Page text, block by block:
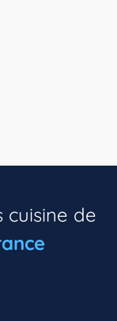
cuisine de